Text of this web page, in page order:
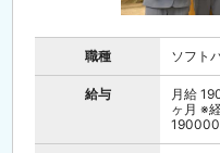
職種 ソフト
給与
月給
ヶ月 ※